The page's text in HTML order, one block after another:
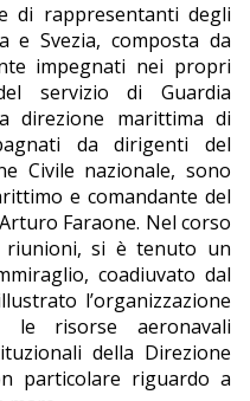
di rappresentanti degli
e Svezia, composta da
impegnati nei propri
servizio di Guardia
direzione marittima di
da dirigenti del
Civile nazionale, sono
e comandante del
Faraone. Nel corso
riunioni, si è tenuto un
coadiuvato dal
l’organizzazione
risorse aeronavali
della Direzione
particolare riguardo a